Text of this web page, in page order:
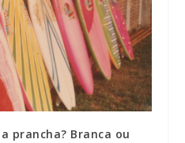
prancha? Branca ou